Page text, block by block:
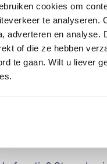
cookies om
te analyseren.
adverteren en analyse.
of die ze hebben
te gaan. Wilt u liever
ontwikkeling
– sporten hoort erbij!